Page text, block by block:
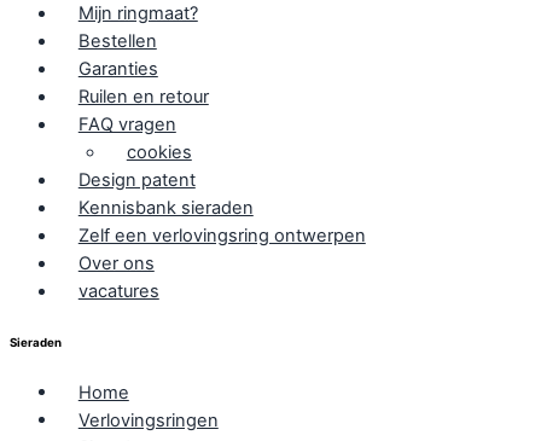
Mijn ringmaat?
Bestellen
Garanties
Ruilen en retour
FAQ vragen
cookies
Design patent
Kennisbank sieraden
Zelf een verlovingsring ontwerpen
Over ons
vacatures
Sieraden
Home
Verlovingsringen